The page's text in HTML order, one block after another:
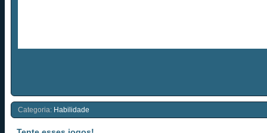
Categoria: Habilidade